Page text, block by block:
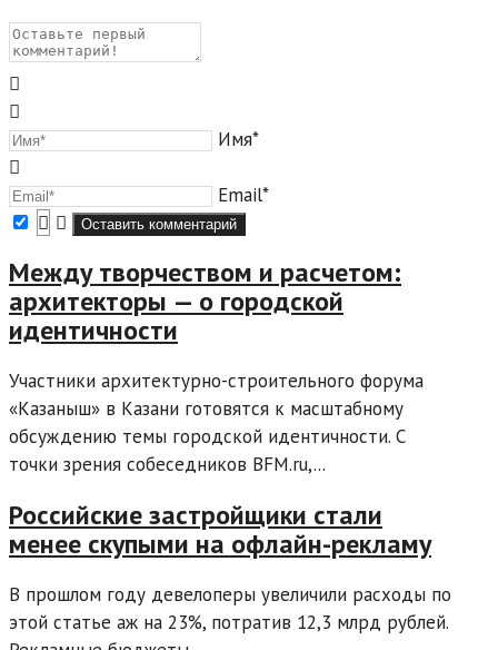
Имя*
Email*
Между творчеством и расчетом:
архитекторы — о городской
идентичности
Участники архитектурно-строительного форума
«Казаныш» в Казани готовятся к масштабному
обсуждению темы городской идентичности. С
точки зрения собеседников BFM.ru,...
Российские застройщики стали
менее скупыми на офлайн-рекламу
В прошлом году девелоперы увеличили расходы по
этой статье аж на 23%, потратив 12,3 млрд рублей.